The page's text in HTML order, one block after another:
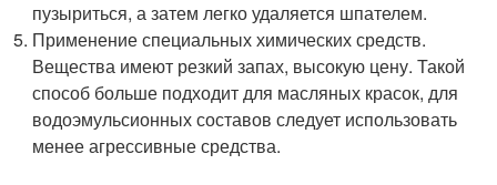
пузыриться, а затем легко удаляется шпателем.
Применение специальных химических средств.
Вещества имеют резкий запах, высокую цену. Такой
способ больше подходит для масляных красок, для
водоэмульсионных составов следует использовать
менее агрессивные средства.